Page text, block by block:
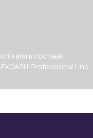
или в составе
L Professional Line